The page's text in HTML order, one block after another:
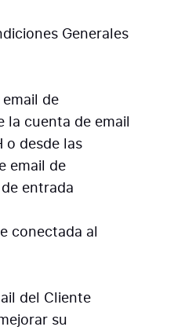
Generales
de
la cuenta de email
o desde las
email de
entrada
conectada al
del Cliente
su